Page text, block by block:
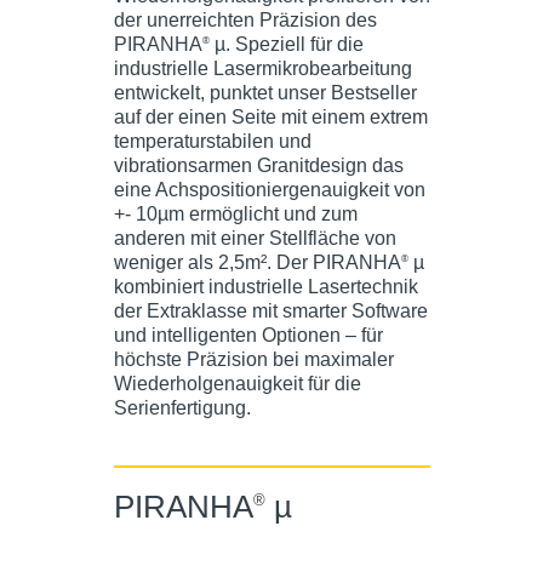
der unerreichten Präzision des
PIRANHA®µ. Speziell für die
industrielle Lasermikrobearbeitung
entwickelt, punktet unser Bestseller
auf der einen Seite mit einem extrem
temperaturstabilen und
vibrationsarmen Granitdesign das
eine Achspositioniergenauigkeit von
+- 10µm ermöglicht und zum
anderen mit einer Stellfläche von
weniger als 2,5m². Der PIRANHA®µ
kombiniert industrielle Lasertechnik
der Extraklasse mit smarter Software
und intelligenten Optionen – für
höchste Präzision bei maximaler
Wiederholgenauigkeit für die
Serienfertigung.
PIRANHA®µ